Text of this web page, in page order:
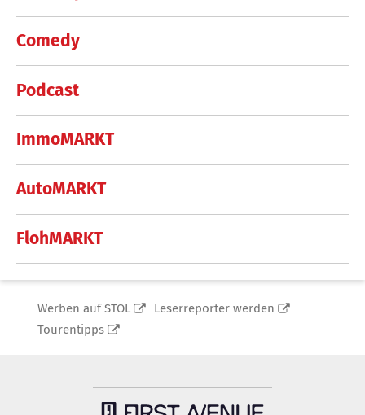
Comedy
Podcast
ImmoMARKT
AutoMARKT
FlohMARKT
Werben auf STOL
Leserreporter werden
Tourentipps